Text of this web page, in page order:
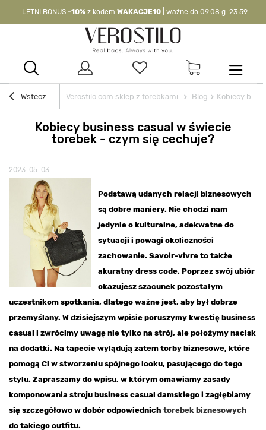
LETNI BONUS -10% z kodem WAKACJE10 | ważne do 09.08 g. 23:59
WAKACJE10| nie dotyczy produktów z flagą OKAZJA >
Wstecz Verostilo.com sklep z torebkami Blog Kobiecy
Kobiecy business casual w świecie
torebek - czym się cechuje?
2023-05-03
Podstawą udanych relacji biznesowych
są dobre maniery. Nie chodzi nam
jedynie o kulturalne, adekwatne do
sytuacji i powagi okoliczności
zachowanie. Savoir-vivre to także
akuratny dress code. Poprzez swój ubiór
okazujesz szacunek pozostałym
uczestnikom spotkania, dlatego ważne jest, aby był dobrze
przemyślany. W dzisiejszym wpisie poruszymy kwestię business
casual i zwrócimy uwagę nie tylko na strój, ale położymy nacisk
na dodatki. Na tapecie wylądują zatem torby biznesowe, które
pomogą Ci w stworzeniu spójnego looku, pasującego do tego
stylu. Zapraszamy do wpisu, w którym omawiamy zasady
komponowania stroju business casual damskiego i zagłębiamy
się szczegółowo w dobór odpowiednich torebek biznesowych
do takiego outfitu.